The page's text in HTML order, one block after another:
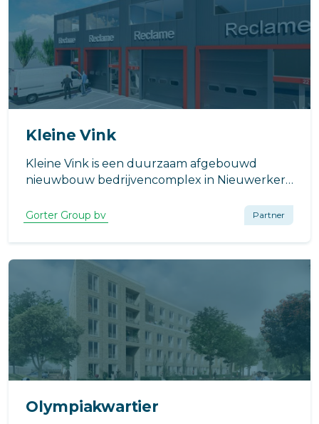
Kleine Vink
Kleine Vink is een duurzaam afgebouwd
nieuwbouw bedrijvencomplex in Nieuwerkerk
met afmetingen van 90 tot 225 m2.
Gorter Group bv Partner
Olympiakwartier